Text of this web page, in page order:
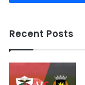
Recent Posts